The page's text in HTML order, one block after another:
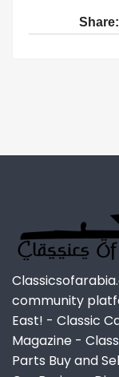
Share:
community
East! - Classic
Magazine -
Parts Buy and